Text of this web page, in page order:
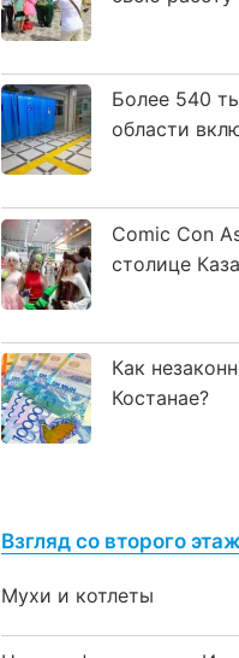
Более 540
области
Comic Con
столице
Как
Костанае?
Взгляд со второго
Мухи и котлеты